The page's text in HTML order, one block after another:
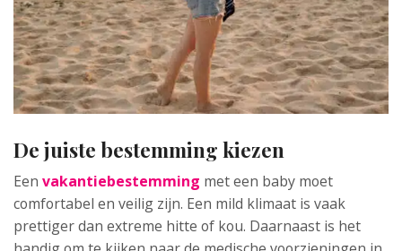
De juiste bestemming kiezen
Een vakantiebestemming met een baby moet
comfortabel en veilig zijn. Een mild klimaat is vaak
prettiger dan extreme hitte of kou. Daarnaast is het